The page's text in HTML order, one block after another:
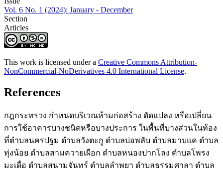
Vol. 6 No. 1 (2024): January - December
Section
Articles
This work is licensed under a Creative Commons Attribution-
NonCommercial-NoDerivatives 4.0 International License.
References
กฎกระทรวง กำหนดบริเวณห้ามก่อสร้าง ดัดแปลง หรือเปลี่ยน
การใช้อาคารบางชนิดหรือบางประการ ในพื้นที่บางส่วนในท้อง
ที่ตำบลนครปฐม ตำบลวังตะกู ตำบลบ่อพลับ ตำบลมาบแค ตำบล
ทุ่งน้อย ตำบลสามควายเผือก ตำบลหนองปากโลง ตำบลโพรง
มะเดื่อ ตำบลสนามจันทร์ ตำบลลำพยา ตำบลธรรมศาลา ตำบล